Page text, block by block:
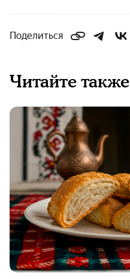
Поделиться
Читайте также